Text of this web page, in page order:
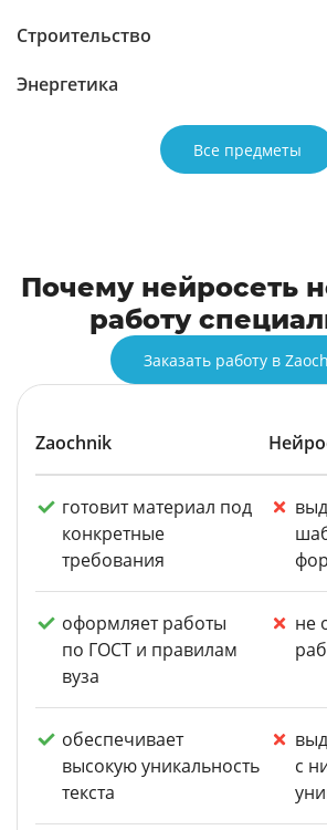
Строительство
Энергетика
Все предметы
Почему нейросеть
работу
Заказать работу в
Zaochnik
готовит материал под
конкретные
требования
оформляет работы
по ГОСТ и правилам
вуза
не
обеспечивает
высокую уникальность
текста
с